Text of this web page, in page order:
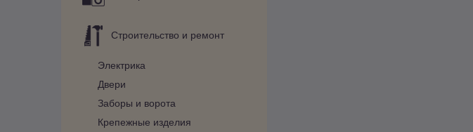
Строительство и ремонт
Электрика
Двери
Заборы и ворота
Крепежные изделия